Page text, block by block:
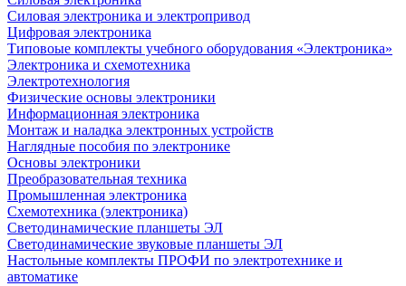
Cиловая электроника и электропривод
Цифровая электроника
Типовоые комплекты учебного оборудования «Электроника»
Электроника и схемотехника
Электротехнология
Физические основы электроники
Информационная электроника
Монтаж и наладка электронных устройств
Наглядные пособия по электронике
Основы электроники
Преобразовательная техника
Промышленная электроника
Схемотехника (электроника)
Светодинамические планшеты ЭЛ
Светодинамические звуковые планшеты ЭЛ
Настольные комплекты ПРОФИ по электротехнике и
автоматике